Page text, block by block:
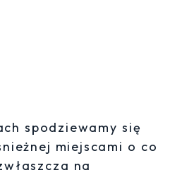
spodziewamy się
miejscami o co
na